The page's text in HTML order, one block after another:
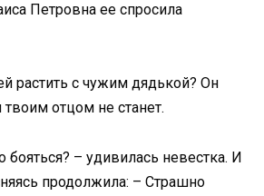
Петровна ее спросила
растить с чужим дядькой? Он
твоим отцом не станет.
бояться? – удивилась невестка. И
продолжила: – Страшно